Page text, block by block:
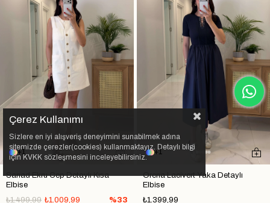
1
Sanad Ekru Cep Detaylı Kısa
Elbise
₺1.009,99
₺1.499,99 %33
1
Orena Lacivert Yaka Detaylı
Elbise
₺1.399,99
Çerez Kullanımı
Sizlere en iyi alışveriş deneyimini sunabilmek adına
sitemizde çerezler(cookies) kullanmaktayız. Detaylı bilgi
için KVKK sözleşmesini inceleyebilirsiniz.